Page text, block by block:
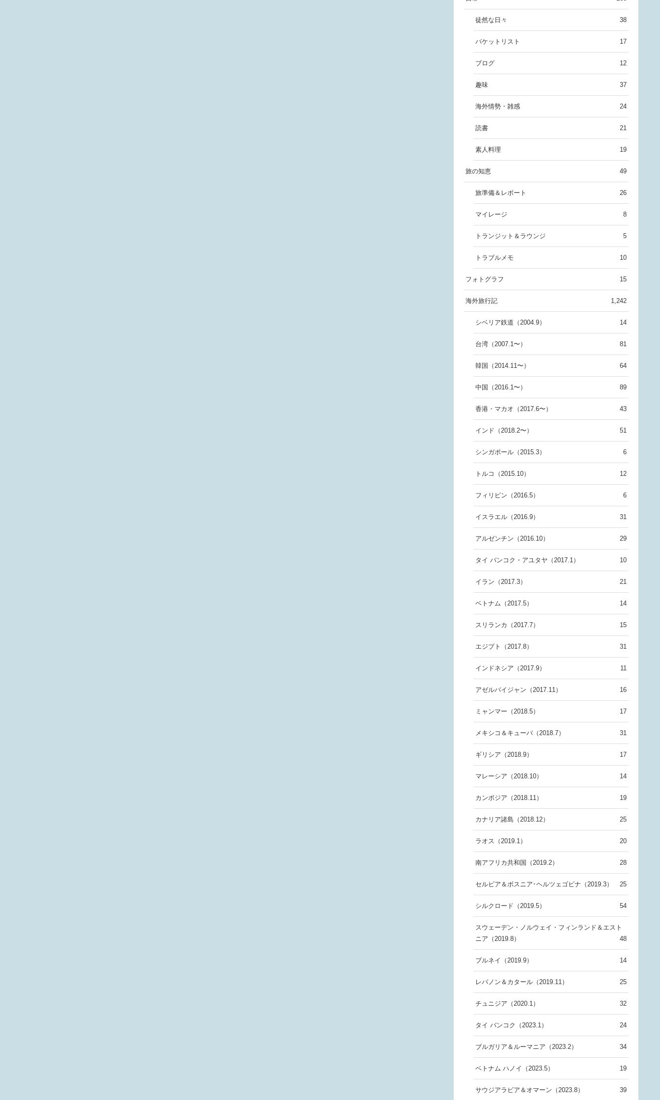
徒然な日々 38
バケットリスト 17
ブログ 12
趣味 37
海外情勢・雑感 24
読書 21
素人料理 19
旅の知恵 49
旅準備＆レポート 26
マイレージ 8
トランジット＆ラウンジ 5
トラブルメモ 10
フォトグラフ 15
海外旅行記 1,242
シベリア鉄道（2004.9） 14
台湾（2007.1〜） 81
韓国（2014.11〜） 64
中国（2016.1〜） 89
香港・マカオ（2017.6〜） 43
インド（2018.2〜） 51
シンガポール（2015.3） 6
トルコ（2015.10） 12
フィリピン（2016.5） 6
イスラエル（2016.9） 31
アルゼンチン（2016.10） 29
タイ バンコク・アユタヤ（2017.1） 10
イラン（2017.3） 21
ベトナム（2017.5） 14
スリランカ（2017.7） 15
エジプト（2017.8） 31
インドネシア（2017.9） 11
アゼルバイジャン（2017.11） 16
ミャンマー（2018.5） 17
メキシコ＆キューバ（2018.7） 31
ギリシア（2018.9） 17
マレーシア（2018.10） 14
カンボジア（2018.11） 19
カナリア諸島（2018.12） 25
ラオス（2019.1） 20
南アフリカ共和国（2019.2） 28
セルビア＆ボスニア･ヘルツェゴビナ（2019.3） 25
シルクロード（2019.5） 54
スウェーデン・ノルウェイ・フィンランド＆エスト
ニア（2019.8）
48
ブルネイ（2019.9） 14
レバノン＆カタール（2019.11） 25
チュニジア（2020.1） 32
タイ バンコク（2023.1） 24
ブルガリア＆ルーマニア（2023.2） 34
ベトナム ハノイ（2023.5） 19
サウジアラビア＆オマーン（2023.8） 39